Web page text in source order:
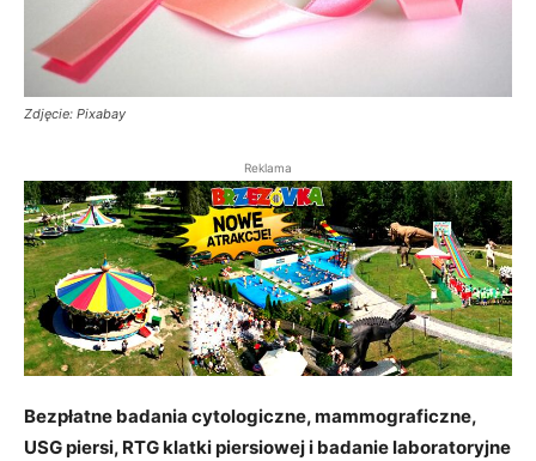
Zdjęcie: Pixabay
Reklama
Bezpłatne badania cytologiczne, mammograficzne,
USG piersi, RTG klatki piersiowej i badanie laboratoryjne